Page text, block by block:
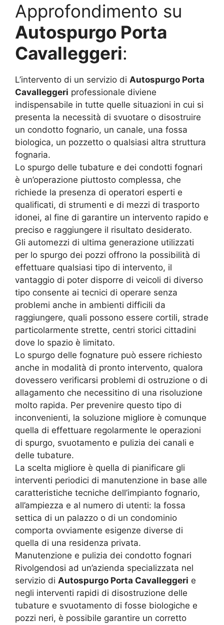
Approfondimento su
Autospurgo Porta
Cavalleggeri:
L’intervento di un servizio di Autospurgo Porta
Cavalleggeri professionale diviene
indispensabile in tutte quelle situazioni in cui si
presenta la necessità di svuotare o disostruire
un condotto fognario, un canale, una fossa
biologica, un pozzetto o qualsiasi altra struttura
fognaria.
Lo spurgo delle tubature e dei condotti fognari
è un’operazione piuttosto complessa, che
richiede la presenza di operatori esperti e
qualificati, di strumenti e di mezzi di trasporto
idonei, al fine di garantire un intervento rapido e
preciso e raggiungere il risultato desiderato.
Gli automezzi di ultima generazione utilizzati
per lo spurgo dei pozzi offrono la possibilità di
effettuare qualsiasi tipo di intervento, il
vantaggio di poter disporre di veicoli di diverso
tipo consente ai tecnici di operare senza
problemi anche in ambienti difficili da
raggiungere, quali possono essere cortili, strade
particolarmente strette, centri storici cittadini
dove lo spazio è limitato.
Lo spurgo delle fognature può essere richiesto
anche in modalità di pronto intervento, qualora
dovessero verificarsi problemi di ostruzione o di
allagamento che necessitino di una risoluzione
molto rapida. Per prevenire questo tipo di
inconvenienti, la soluzione migliore è comunque
quella di effettuare regolarmente le operazioni
di spurgo, svuotamento e pulizia dei canali e
delle tubature.
La scelta migliore è quella di pianificare gli
interventi periodici di manutenzione in base alle
caratteristiche tecniche dell’impianto fognario,
all’ampiezza e al numero di utenti: la fossa
settica di un palazzo o di un condominio
comporta ovviamente esigenze diverse di
quella di una residenza privata.
Manutenzione e pulizia dei condotto fognari
Rivolgendosi ad un’azienda specializzata nel
servizio di Autospurgo Porta Cavalleggeri e
negli interventi rapidi di disostruzione delle
tubature e svuotamento di fosse biologiche e
pozzi neri, è possibile garantire un corretto